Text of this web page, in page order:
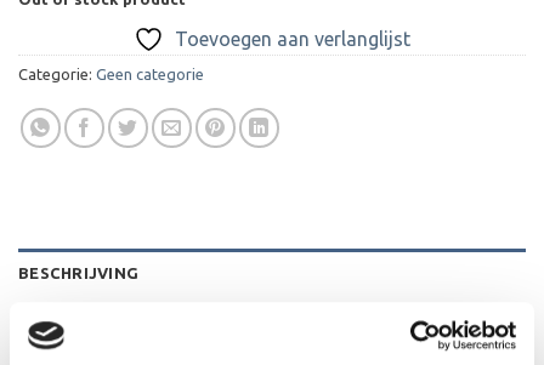
Toevoegen aan verlanglijst
Categorie: Geen categorie
BESCHRIJVING
BEOORDELINGEN (0)